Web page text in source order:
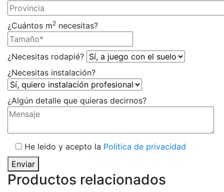
¿Cuántos m2 necesitas?
¿Necesitas rodapié?
¿Necesitas instalación?
¿Algún detalle que quieras decirnos?
He leido y acepto la Política de privacidad
Enviar
Productos relacionados